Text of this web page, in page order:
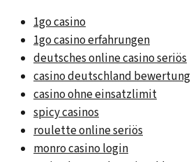
1go casino
1go casino erfahrungen
deutsches online casino seriös
casino deutschland bewertung
casino ohne einsatzlimit
spicy casinos
roulette online seriös
monro casino login